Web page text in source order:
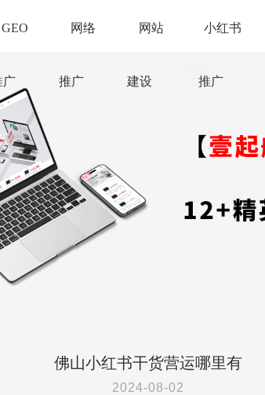
GEO
广
网络
推广
网站
建设
小红书
推广
佛山小红书干货营运哪里有
2024-08-02